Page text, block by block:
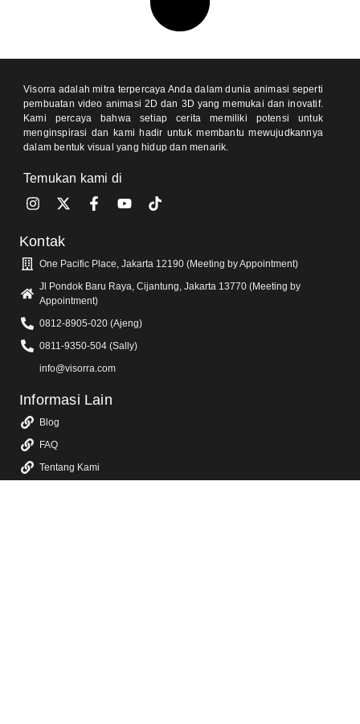
Visorra adalah mitra terpercaya Anda dalam dunia animasi seperti
pembuatan video animasi 2D dan 3D yang memukai dan inovatif.
Kami percaya bahwa setiap cerita memiliki potensi untuk
menginspirasi dan kami hadir untuk membantu mewujudkannya
dalam bentuk visual yang hidup dan menarik.
Temukan kami di
Kontak
One Pacific Place, Jakarta 12190 (Meeting by Appointment)
Jl Pondok Baru Raya, Cijantung, Jakarta 13770 (Meeting by
Appointment)
0812-8905-020 (Ajeng)
0811-9350-504 (Sally)
info@visorra.com
Informasi Lain
Blog
FAQ
Tentang Kami